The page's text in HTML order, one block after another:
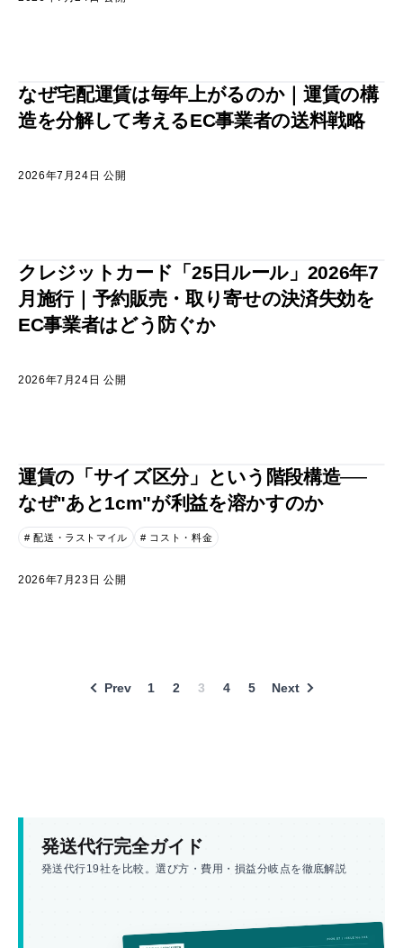
なぜ宅配運賃は毎年上がるのか｜運賃の構
造を分解して考えるEC事業者の送料戦略
2026年7月24日 公開
クレジットカード「25日ルール」2026年7
月施行｜予約販売・取り寄せの決済失効を
EC事業者はどう防ぐか
2026年7月24日 公開
運賃の「サイズ区分」という階段構造──
なぜ"あと1cm"が利益を溶かすのか
# 配送・ラストマイル # コスト・料金
2026年7月23日 公開
Prev 1 2 3 4 5 Next
発送代行完全ガイド
発送代行19社を比較。選び方・費用・損益分岐点を徹底解説